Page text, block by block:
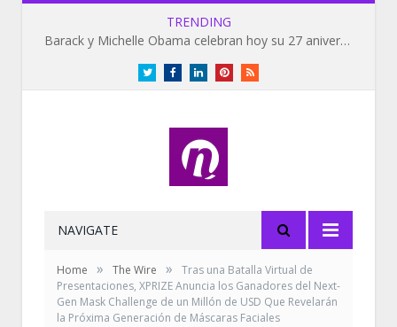
TRENDING
Barack y Michelle Obama celebran hoy su 27 aniversario de bodas
TwitterFacebookLinkedInPinterestRSS
NAVIGATE
Home » The Wire »
Tras una Batalla Virtual de
Presentaciones, XPRIZE Anuncia los Ganadores del Next-
Gen Mask Challenge de un Millón de USD Que Revelarán
la Próxima Generación de Máscaras Faciales